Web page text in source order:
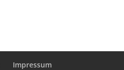
Impressum